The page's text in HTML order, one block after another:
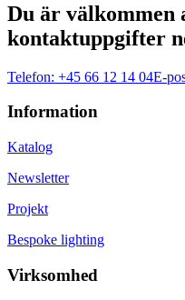
Du är välkommen
kontaktuppgifter
Telefon: +45 66 12 14 04E-
Information
Katalog
Newsletter
Projekt
Bespoke lighting
Virksomhed